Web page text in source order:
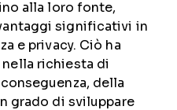
alla loro fonte,
significativi in
e privacy. Ciò ha
richiesta di
della
grado di sviluppare